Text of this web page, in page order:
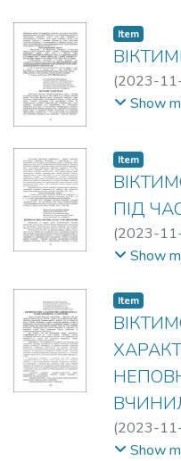
Item
(2023-
Show
Item
ПІД
(2023-
Show
Item
(2023-
Show